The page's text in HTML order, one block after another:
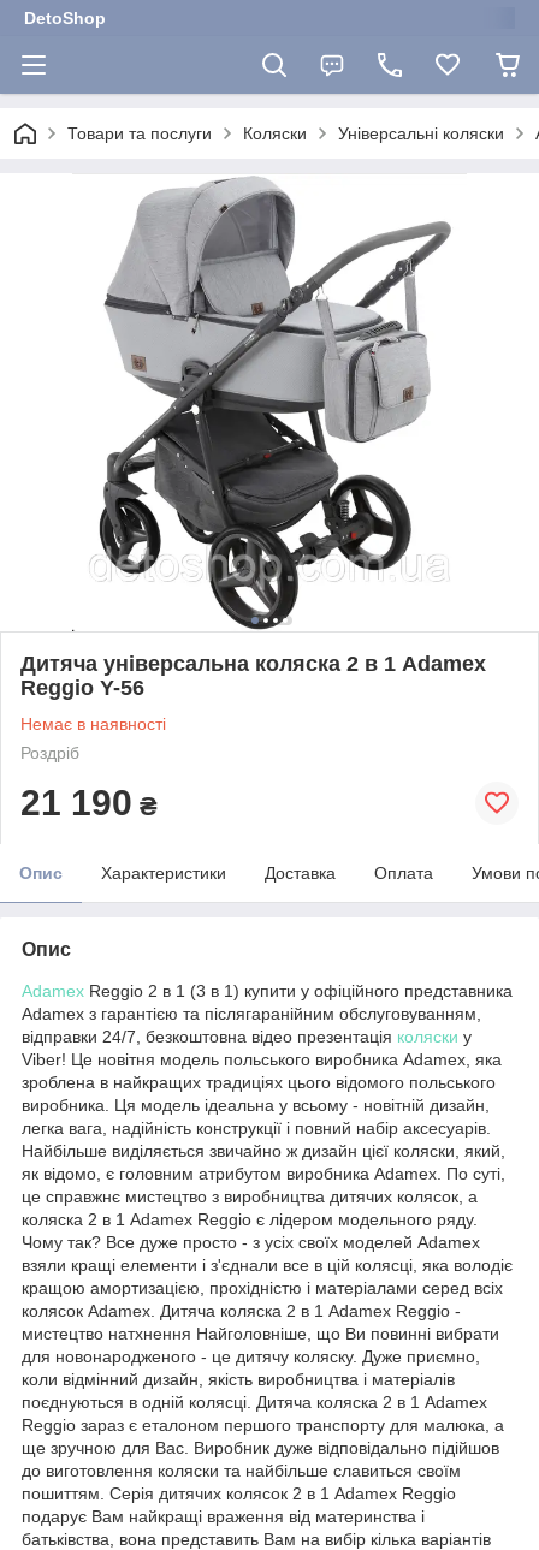
DetoShop
Товари та послуги Коляски Універсальні коляски
Дитяча універсальна коляска 2 в 1 Adamex
Reggio Y-56
Немає в наявності
Роздріб
21 190 ₴
Опис Характеристики Доставка Оплата Умови
Опис
Adamex Reggio 2 в 1 (3 в 1) купити у офіційного представника
Adamex з гарантією та післягаранійним обслуговуванням,
відправки 24/7, безкоштовна відео презентація коляски у
Viber! Це новітня модель польського виробника Adamex, яка
зроблена в найкращих традиціях цього відомого польського
виробника. Ця модель ідеальна у всьому - новітній дизайн,
легка вага, надійність конструкції і повний набір аксесуарів.
Найбільше виділяється звичайно ж дизайн цієї коляски, який,
як відомо, є головним атрибутом виробника Adamex. По суті,
це справжнє мистецтво з виробництва дитячих колясок, а
коляска 2 в 1 Adamex Reggio є лідером модельного ряду.
Чому так? Все дуже просто - з усіх своїх моделей Adamex
взяли кращі елементи і з'єднали все в цій колясці, яка володіє
кращою амортизацією, прохідністю і матеріалами серед всіх
колясок Adamex. Дитяча коляска 2 в 1 Adamex Reggio -
мистецтво натхнення Найголовніше, що Ви повинні вибрати
для новонародженого - це дитячу коляску. Дуже приємно,
коли відмінний дизайн, якість виробництва і матеріалів
поєднуються в одній колясці. Дитяча коляска 2 в 1 Adamex
Reggio зараз є еталоном першого транспорту для малюка, а
ще зручною для Вас. Виробник дуже відповідально підійшов
до виготовлення коляски та найбільше славиться своїм
пошиттям. Серія дитячих колясок 2 в 1 Adamex Reggio
подарує Вам найкращі враження від материнства і
батьківства, вона представить Вам на вибір кілька варіантів